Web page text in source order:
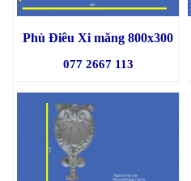
Phù Điêu Xi măng 800x300
077 2667 113